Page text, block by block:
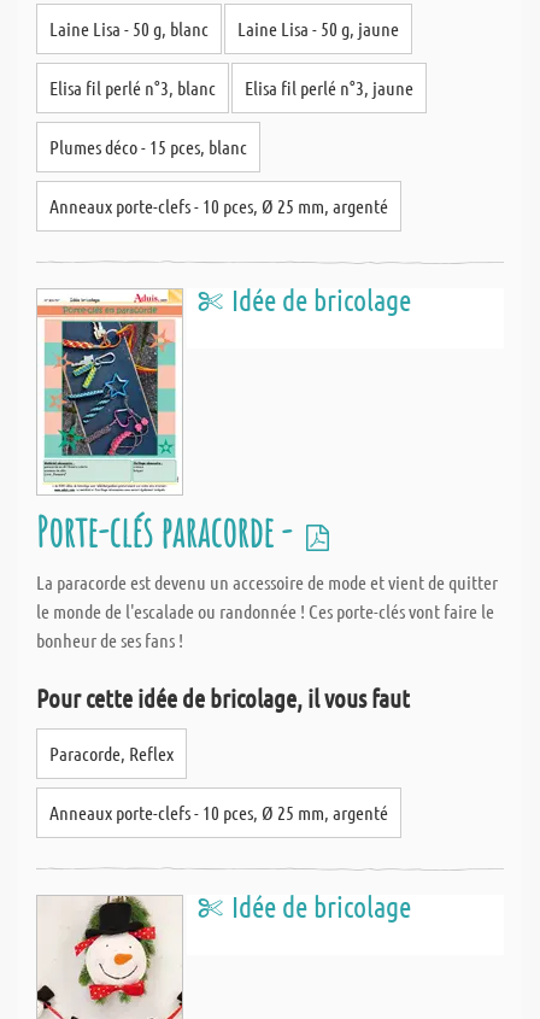
Laine Lisa - 50 g, blanc Laine Lisa - 50 g, jaune
Elisa fil perlé n°3, blanc Elisa fil perlé n°3, jaune
Plumes déco - 15 pces, blanc
Anneaux porte-clefs - 10 pces, Ø 25 mm, argenté
Idée de bricolage
Porte-clés paracorde -
La paracorde est devenu un accessoire de mode et vient de quitter
le monde de l'escalade ou randonnée ! Ces porte-clés vont faire le
bonheur de ses fans !
Pour cette idée de bricolage, il vous faut
Paracorde, Reflex
Anneaux porte-clefs - 10 pces, Ø 25 mm, argenté
Idée de bricolage